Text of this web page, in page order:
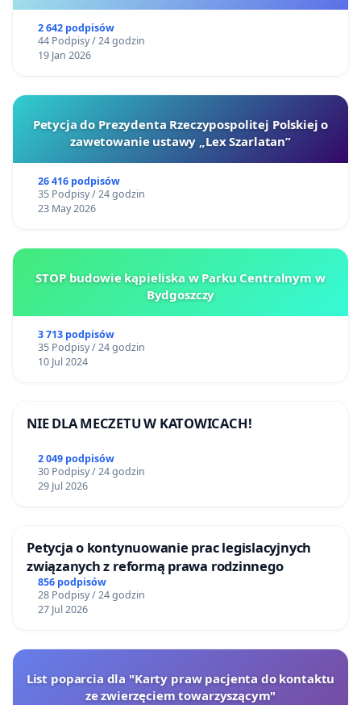
2 642 podpisów
44 Podpisy / 24 godzin
19 Jan 2026
Petycja do Prezydenta Rzeczypospolitej Polskiej o
zawetowanie ustawy „Lex Szarlatan”
26 416 podpisów
35 Podpisy / 24 godzin
23 May 2026
STOP budowie kąpieliska w Parku Centralnym w
Bydgoszczy
3 713 podpisów
35 Podpisy / 24 godzin
10 Jul 2024
NIE DLA MECZETU W KATOWICACH!
2 049 podpisów
30 Podpisy / 24 godzin
29 Jul 2026
Petycja o kontynuowanie prac legislacyjnych
związanych z reformą prawa rodzinnego
856 podpisów
28 Podpisy / 24 godzin
27 Jul 2026
List poparcia dla "Karty praw pacjenta do kontaktu
ze zwierzęciem towarzyszącym"